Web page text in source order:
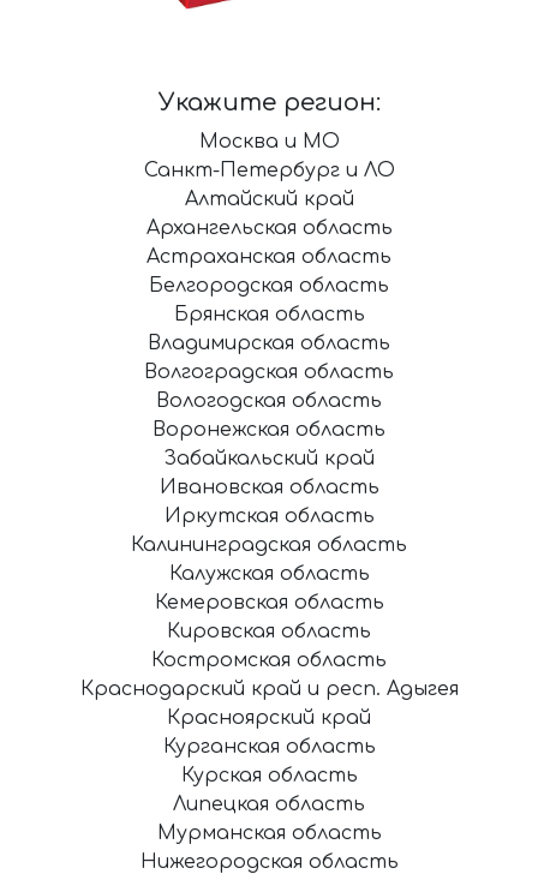
Укажите регион:
Москва и МО
Санкт-Петербург и ЛО
Алтайский край
Архангельская область
Астраханская область
Белгородская область
Брянская область
Владимирская область
Волгоградская область
Вологодская область
Воронежская область
Забайкальский край
Ивановская область
Иркутская область
Калининградская область
Калужская область
Кемеровская область
Кировская область
Костромская область
Краснодарский край и респ. Адыгея
Красноярский край
Курганская область
Курская область
Липецкая область
Мурманская область
Нижегородская область